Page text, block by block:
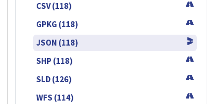
CSV (118)
GPKG (118)
JSON (118)
SHP (118)
SLD (126)
WFS (114)